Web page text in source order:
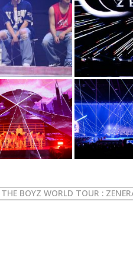
THE BOYZ WORLD TOUR :